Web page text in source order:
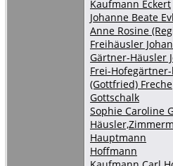
Kaufmann Eckert
Johanne Beate
Anne Rosine
Freihäusler
Gärtner-Häusler
Frei-
(Gottfried) Freche
Gottschalk
Sophie Caroline
Hauptmann
Hoffmann